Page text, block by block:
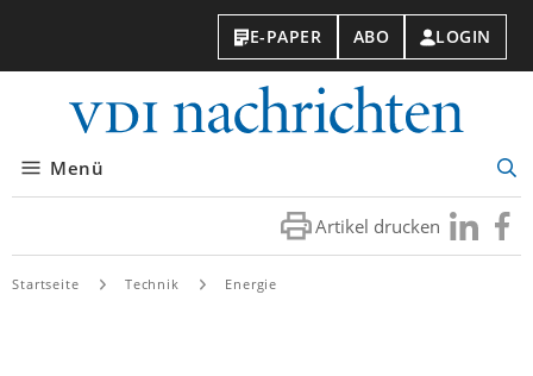
E-PAPER ABO LOGIN
Menü
Artikel drucken Besuchen
Sie
Sie
Startseite Technik Energie